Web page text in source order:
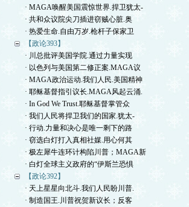
· MAGA唤醒美国震惊世界.捍卫犹太-
· 共和众议院尖刀插进窃贼心脏.奥
· 热爱生命.自由万岁.枪杆子保家卫
【政论393】
· 川总批评美国学院.通过力量实现
· 以色列与美国第二修正案.MAGA议
· MAGA政治运动.我们人民.美国精神
· 耶稣基督指引议长.MAGA风起云涌.
· In God We Trust.耶稣基督掌管众
· 我们人民将捍卫我们的国家.犹太-
· 行动.力量和决心是唯一剩下的路
· 窃选白灯打入真相社媒.用心何其
· 极左犀牛连环计构陷川普；MAGA新
· 白灯全球主义政府的“伊斯兰恐惧
【政论392】
· 天上星星向北斗.我们人民盼川普.
· 制造国王.川普祝贺新议长；反客